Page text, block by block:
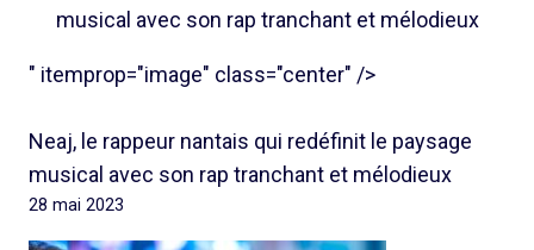
musical avec son rap tranchant et mélodieux
" itemprop="image" class="center" />
Neaj, le rappeur nantais qui redéfinit le paysage
musical avec son rap tranchant et mélodieux
28 mai 2023